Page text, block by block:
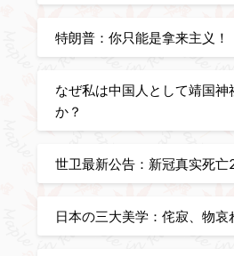
特朗普：你只能是拿来主义！
なぜ私は中国人として靖国神
か？
世卫最新公告：新冠真实死
日本の三大美学：侘寂、物哀